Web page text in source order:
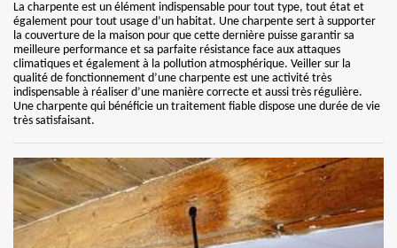
La charpente est un élément indispensable pour tout type, tout état et
également pour tout usage d’un habitat. Une charpente sert à supporter
la couverture de la maison pour que cette dernière puisse garantir sa
meilleure performance et sa parfaite résistance face aux attaques
climatiques et également à la pollution atmosphérique. Veiller sur la
qualité de fonctionnement d’une charpente est une activité très
indispensable à réaliser d’une manière correcte et aussi très régulière.
Une charpente qui bénéficie un traitement fiable dispose une durée de vie
très satisfaisant.